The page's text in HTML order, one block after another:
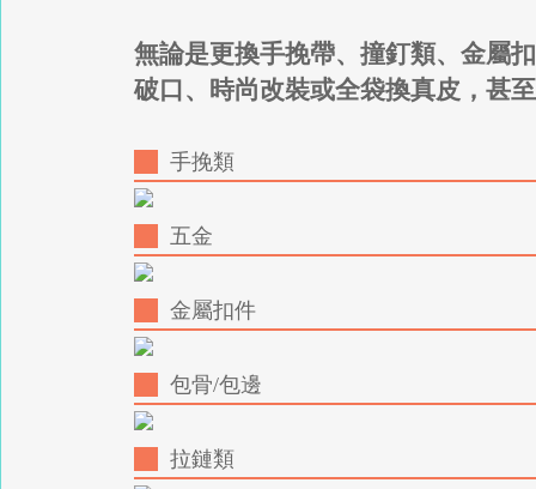
無論是更換手挽帶、撞釘類、金屬
破口、時尚改裝或全袋換真皮，甚
手挽類
五金
金屬扣件
包骨/包邊
拉鏈類